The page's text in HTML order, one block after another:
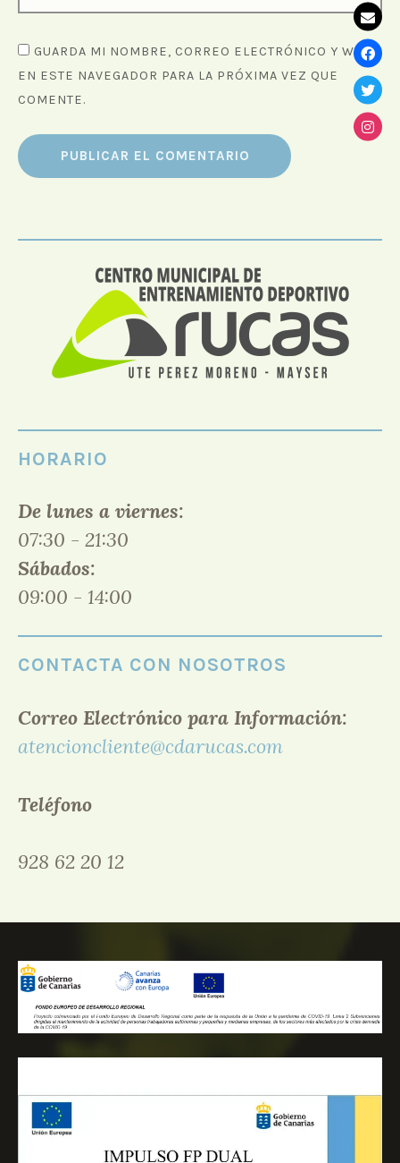
GUARDA MI NOMBRE, CORREO ELECTRÓNICO Y WEB
EN ESTE NAVEGADOR PARA LA PRÓXIMA VEZ QUE
COMENTE.
HORARIO
De lunes a viernes:
07:30 - 21:30
Sábados:
09:00 - 14:00
CONTACTA CON NOSOTROS
Correo Electrónico para Información:
atencioncliente@cdarucas.com
Teléfono
928 62 20 12